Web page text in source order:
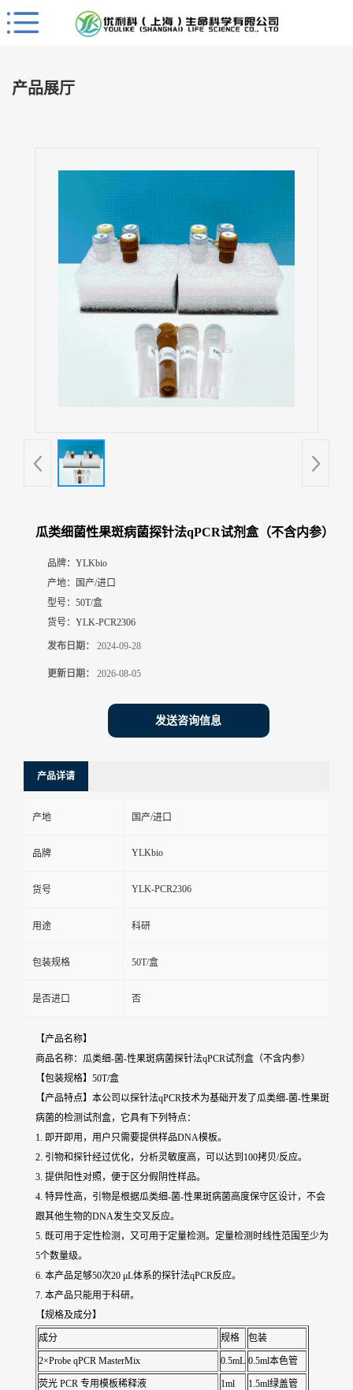
Close
首
产品展厅
瓜类细菌性果斑病菌探针法qPCR试剂盒（不含内参）
品牌： YLKbio
产地：
国产/进口
型号： 50T/盒
货号： YLK-PCR2306
发布日期： 2024-09-28
更新日期： 2026-08-05
发送咨询信息
产品详请
产地 国产/进口
品牌 YLKbio
货号 YLK-PCR2306
用途 科研
包装规格 50T/盒
是否进口 否
【产品名称】
商品名称：瓜类细-菌-性果斑病菌探针法qPCR试剂盒（不含内参）
【包装规格】50T/盒
【产品特点】本公司以探针法qPCR技术为基础开发了瓜类细-菌-性果斑
病菌的检测试剂盒，它具有下列特点：
1. 即开即用，用户只需要提供样品DNA模板。
2. 引物和探针经过优化，分析灵敏度高，可以达到100拷贝/反应。
3. 提供阳性对照，便于区分假阴性样品。
4. 特异性高，引物是根据瓜类细-菌-性果斑病菌高度保守区设计，不会
跟其他生物的DNA发生交叉反应。
5. 既可用于定性检测，又可用于定量检测。定量检测时线性范围至少为
5个数量级。
6. 本产品足够50次20 μL体系的探针法qPCR反应。
7. 本产品只能用于科研。
【规格及成分】
成分 规格 包装
2×Probe qPCR MasterMix 0.5mL 0.5ml本色管
荧光 PCR 专用模板稀释液 1ml 1.5ml绿盖管